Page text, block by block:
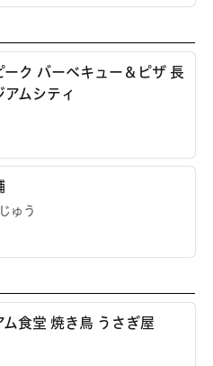
ーク バーベキュー＆ピザ 長
アムシティ
ゅう
ム食堂 焼き鳥 うさぎ屋